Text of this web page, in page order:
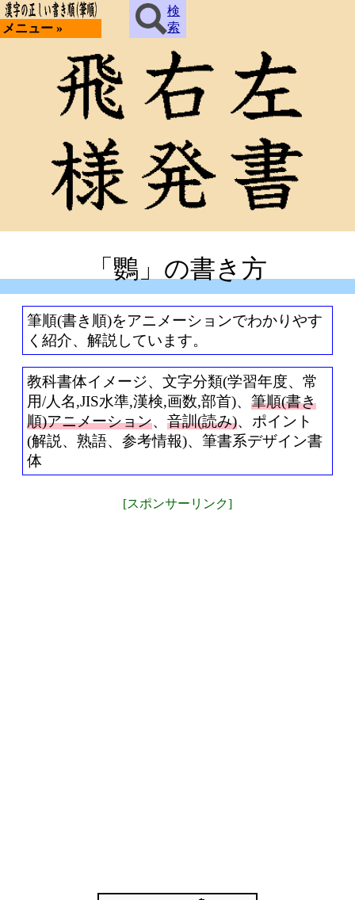
メニュー »
検
索
「鸚」の書き方
筆順(書き順)をアニメーションでわかりやす
く紹介、解説しています。
教科書体イメージ、文字分類(学習年度、常
用/人名,JIS水準,漢検,画数,部首)、 筆順(書き
順)アニメーション、 音訓(読み)、ポイント
(解説、熟語、参考情報)、筆書系デザイン書
体
[スポンサーリンク]